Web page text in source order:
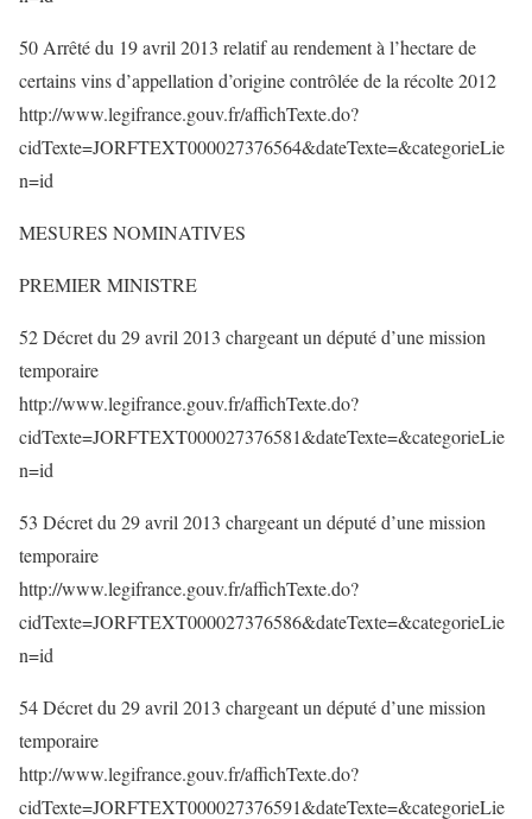
50 Arrêté du 19 avril 2013 relatif au rendement à l’hectare de
certains vins d’appellation d’origine contrôlée de la récolte 2012
http://www.legifrance.gouv.fr/affichTexte.do?
cidTexte=JORFTEXT000027376564&dateTexte=&categorieLie
n=id
MESURES NOMINATIVES
PREMIER MINISTRE
52 Décret du 29 avril 2013 chargeant un député d’une mission
temporaire
http://www.legifrance.gouv.fr/affichTexte.do?
cidTexte=JORFTEXT000027376581&dateTexte=&categorieLie
n=id
53 Décret du 29 avril 2013 chargeant un député d’une mission
temporaire
http://www.legifrance.gouv.fr/affichTexte.do?
cidTexte=JORFTEXT000027376586&dateTexte=&categorieLie
n=id
54 Décret du 29 avril 2013 chargeant un député d’une mission
temporaire
http://www.legifrance.gouv.fr/affichTexte.do?
cidTexte=JORFTEXT000027376591&dateTexte=&categorieLie